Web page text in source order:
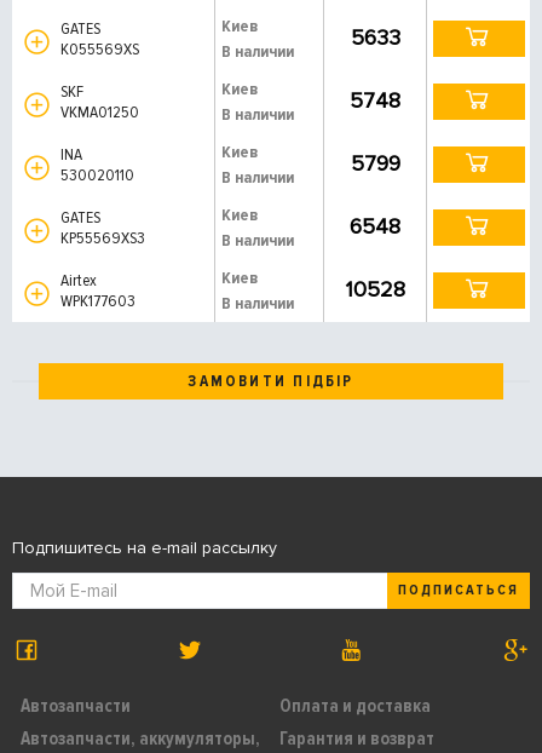
GATES
K055569XS
Киев
В наличии
5633
SKF
VKMA01250
Киев
В наличии
5748
INA
530020110
Киев
В наличии
5799
GATES
KP55569XS3
Киев
В наличии
6548
Airtex
WPK177603
Киев
В наличии
10528
ЗАМОВИТИ ПІДБІР
Автозапчасти
Автозапчасти, аккумуляторы,
Оплата и доставка
Гарантия и возврат
Подпишитесь на e-mail рассылку
ПОДПИСАТЬСЯ